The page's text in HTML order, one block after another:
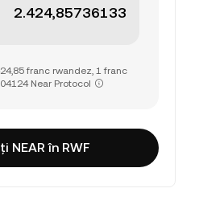
franc rwandez, 1 franc
Near Protocol
NEAR în RWF